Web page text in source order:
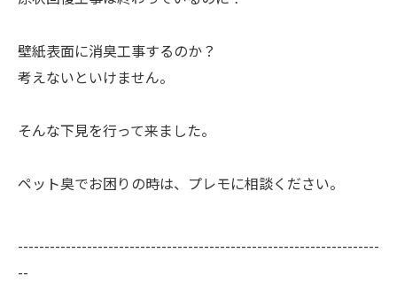
壁紙表面に消臭工事するのか？
考えないといけません。
そんな下見を行って来ました。
ペット臭でお困りの時は、プレモに相談ください。
--------------------------------------------------------------------
--